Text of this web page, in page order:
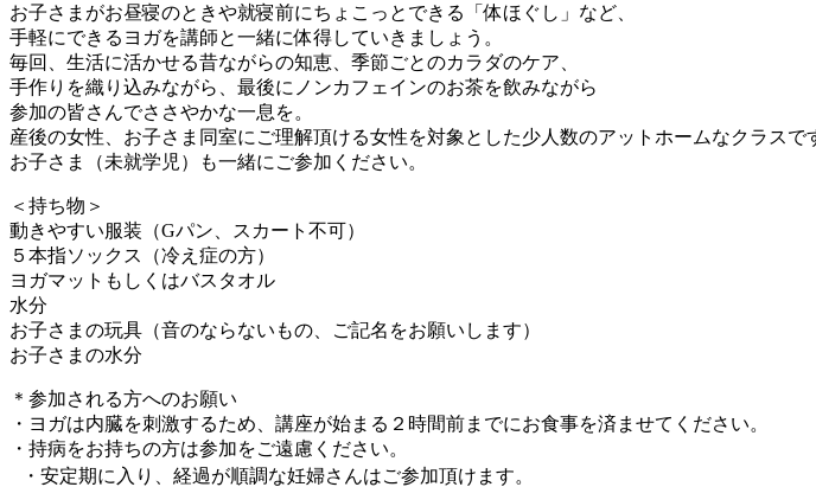
お子さまがお昼寝のときや就寝前にちょこっとできる「体ほぐし」など、
手軽にできるヨガを講師と一緒に体得していきましょう。
毎回、生活に活かせる昔ながらの知恵、季節ごとのカラダのケア、
手作りを織り込みながら、最後にノンカフェインのお茶を飲みながら
参加の皆さんでささやかな一息を。
産後の女性、お子さま同室にご理解頂ける女性を対象とした少人数のアットホームなクラスで
お子さま（未就学児）も一緒にご参加ください。
＜持ち物＞
動きやすい服装（Gパン、スカート不可）
５本指ソックス（冷え症の方）
ヨガマットもしくはバスタオル
水分
お子さまの玩具（音のならないもの、ご記名をお願いします）
お子さまの水分
＊参加される方へのお願い
・ヨガは内臓を刺激するため、講座が始まる２時間前までにお食事を済ませてください。
・持病をお持ちの方は参加をご遠慮ください。
・安定期に入り、経過が順調な妊婦さんはご参加頂けます。